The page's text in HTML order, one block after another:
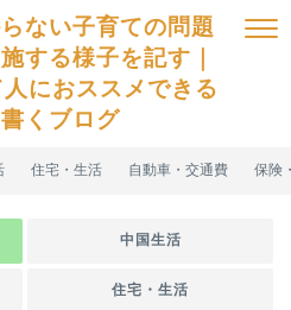
ない子育ての問題
する様子を記す｜
におススメできる
くブログ
住宅・生活 自動車・交通費 保険
中国生活
住宅・生活